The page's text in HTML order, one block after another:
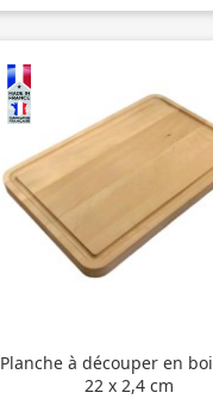
Planche à découper en
22 x 2,4 cm